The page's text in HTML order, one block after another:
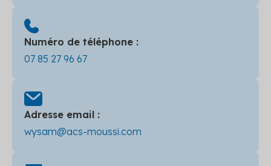
Numéro de téléphone :
07 85 27 96 67
Adresse email :
wysam@acs-moussi.com